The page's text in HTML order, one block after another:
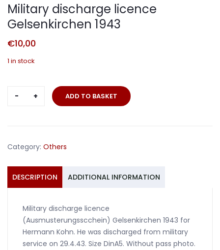
Military discharge licence
Gelsenkirchen 1943
€10,00
1 in stock
Military
discharge
quantity
ADD TO BASKET
Category: Others
DESCRIPTION ADDITIONAL INFORMATION
Military discharge licence
(Ausmusterungsscchein) Gelsenkirchen 1943 for
Hermann Kohn. He was discharged from military
service on 29.4.43. Size DinA5. Without pass photo.